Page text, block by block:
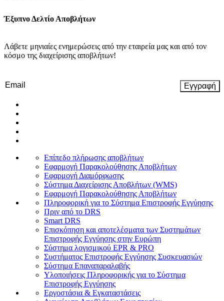
Έξυπνο Δελτίο Αποβλήτων
Λάβετε μηνιαίες ενημερώσεις από την εταιρεία μας και από τον
κόσμο της διαχείρισης αποβλήτων!
Email(Required)
Επίπεδο πλήρωσης αποβλήτων
Εφαρμογή Παρακολούθησης Αποβλήτων
Εφαρμογή Διαμόρφωσης
Σύστημα Διαχείρισης Αποβλήτων (WMS)
Εφαρμογή Παρακολούθησης Αποβλήτων
Πληροφορική για το Σύστημα Επιστροφής Εγγύησης
Πριν από το DRS
Smart DRS
Επισκόπηση και αποτελέσματα των Συστημάτων
Επιστροφής Εγγύησης στην Ευρώπη
Σύστημα λογισμικού EPR & PRO
Συστήματος Επιστροφής Εγγύησης Συσκευασιών
Σύστημα Επαναπαραλαβής
Υλοποιήσεις Πληροφορικής για το Σύστημα
Επιστροφής Εγγύησης
Εργοστάσια & Εγκαταστάσεις